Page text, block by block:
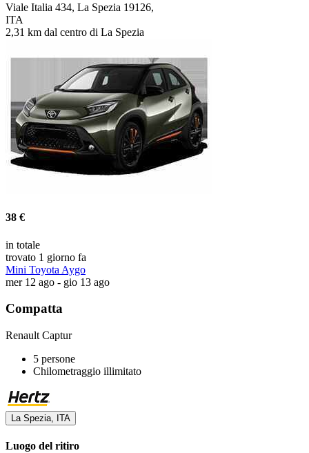
Viale Italia 434, La Spezia 19126,
ITA
2,31 km dal centro di La Spezia
38 €
in totale
trovato 1 giorno fa
Mini Toyota Aygo
mer 12 ago - gio 13 ago
Compatta
Renault Captur
5 persone
Chilometraggio illimitato
La Spezia, ITA
Luogo del ritiro